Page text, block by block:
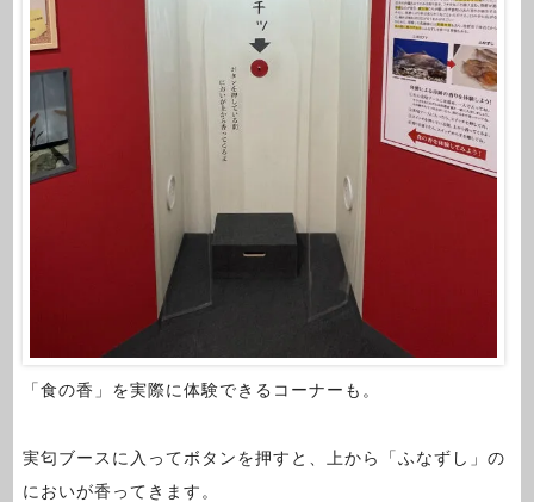
「食の香」を実際に体験できるコーナーも。
実匂ブースに入ってボタンを押すと、上から「ふなずし」の
においが香ってきます。